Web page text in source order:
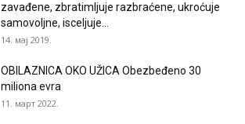
zavađene, zbratimljuje razbraćene, ukroćuje
samovoljne, isceljuje...
14. мај 2019.
OBILAZNICA OKO UŽICA Obezbeđeno 30
miliona evra
11. март 2022.